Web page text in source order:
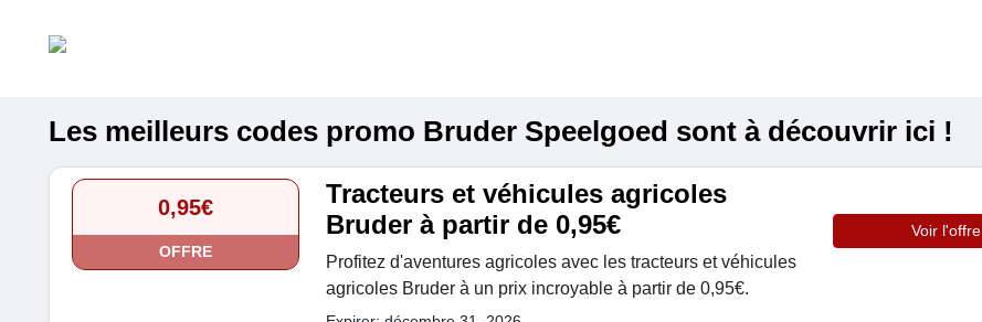
Les meilleurs codes promo Bruder Speelgoed sont à découvrir ici !
0,95€
OFFRE
Tracteurs et véhicules agricoles
Bruder à partir de 0,95€
Profitez d'aventures agricoles avec les tracteurs et véhicules
agricoles Bruder à un prix incroyable à partir de 0,95€.
Voir l'offre